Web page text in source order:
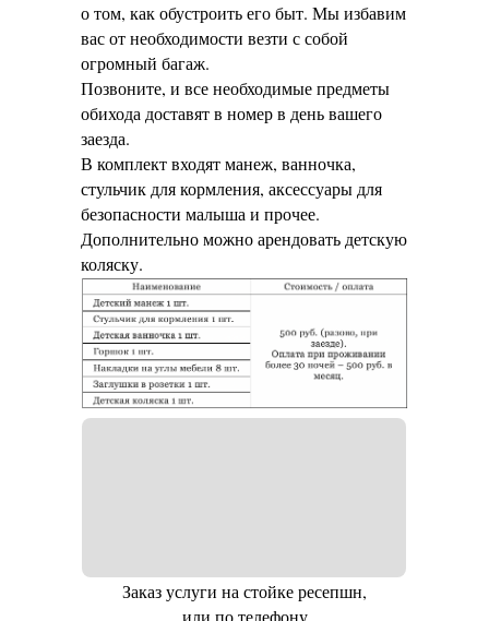
о том, как обустроить его быт. Мы избавим
вас от необходимости везти с собой
огромный багаж.
Позвоните, и все необходимые предметы
обихода доставят в номер в день вашего
заезда.
В комплект входят манеж, ванночка,
стульчик для кормления, аксессуары для
безопасности малыша и прочее.
Дополнительно можно арендовать детскую
коляску.
Заказ услуги на стойке ресепшн,
или по телефону